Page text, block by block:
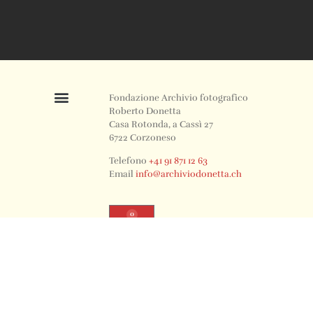
Fondazione Archivio fotografico
Roberto Donetta
Casa Rotonda, a Cassì 27
6722 Corzoneso
Telefono+41 91 871 12 63
Emailinfo@archiviodonetta.ch
0